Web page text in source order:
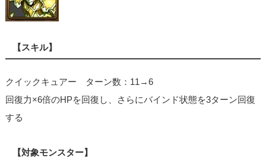
【スキル】
クイックキュアー ターン数：11→6
回復力×6倍のHPを回復し、さらにバインド状態を3ターン回復
する
【対象モンスター】